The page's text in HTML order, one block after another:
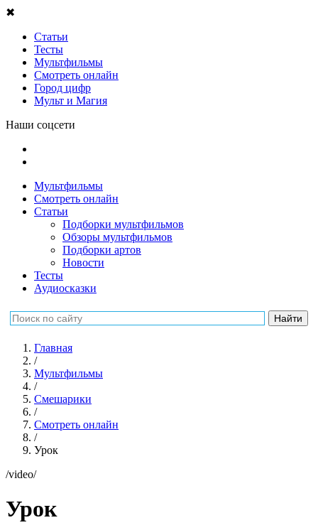
✖
Статьи
Тесты
Мультфильмы
Смотреть онлайн
Город цифр
Мульт и Магия
Наши соцсети
Мультфильмы
Смотреть онлайн
Статьи
Подборки мультфильмов
Обзоры мультфильмов
Подборки артов
Новости
Тесты
Аудиосказки
Главная
/
Мультфильмы
/
Смешарики
/
Смотреть онлайн
/
Урок
/video/
Урок